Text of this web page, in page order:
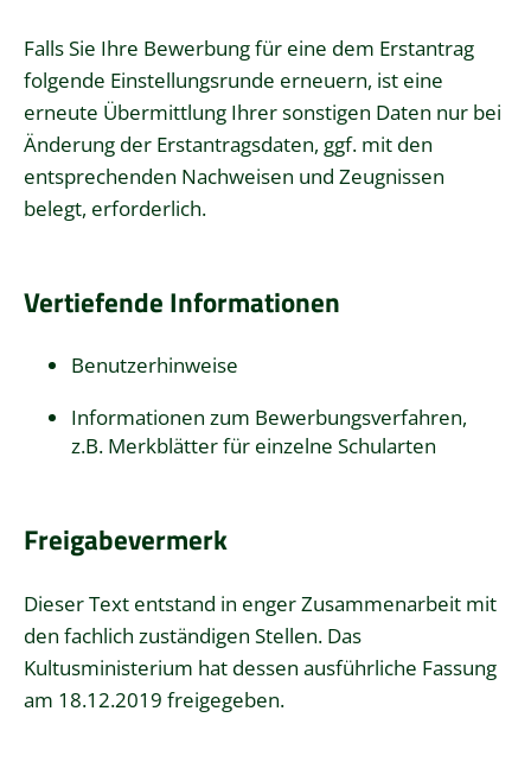
Falls Sie Ihre Bewerbung für eine dem Erstantrag
folgende Einstellungsrunde erneuern, ist eine
erneute Übermittlung Ihrer sonstigen Daten nur bei
Änderung der Erstantragsdaten, ggf. mit den
entsprechenden Nachweisen und Zeugnissen
belegt, erforderlich.
Vertiefende Informationen
Benutzerhinweise
Informationen zum Bewerbungsverfahren,
z.B. Merkblätter für einzelne Schularten
Freigabevermerk
Dieser Text entstand in enger Zusammenarbeit mit
den fachlich zuständigen Stellen. Das
Kultusministerium hat dessen ausführliche Fassung
am 18.12.2019 freigegeben.